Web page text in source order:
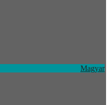
Magyar